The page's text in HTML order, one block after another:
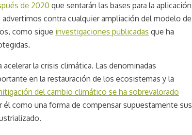
de 2020 que sentarán las bases para la aplicación
contra cualquier ampliación del modelo de
como sigue investigaciones publicadas que ha
la crisis climática. Las denominadas
en la restauración de los ecosistemas y la
del cambio climático se ha sobrevalorado
como una forma de compensar supuestamente sus